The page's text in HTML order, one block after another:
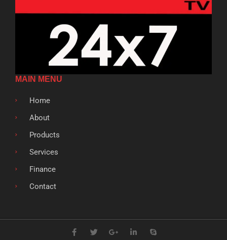
MAIN MENU
Home
About
Products
Services
Finance
Contact
a
c
w
i
o
o
i
n
k
y